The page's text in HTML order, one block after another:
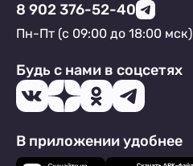
8 902 376-52-40
Пн-Пт (с 09:00 до 18:00 мск)
Будь с нами в соцсетях
В приложении удобнее